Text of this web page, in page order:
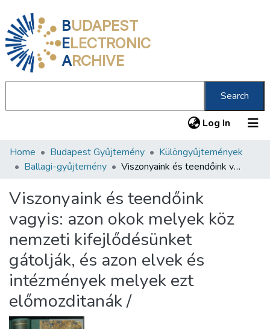
BUDAPEST
ELECTRONIC
ARCHIVE
Search
Log In (current)
Communities & Collections
Statistics
About us
Home Budapest Gyűjtemény
Különgyűjtemények
Ballagi-gyűjtemény
Viszonyaink és teendőink vagyis: azon okok melyek köz nemzeti kifejlődésünket gátolják, és azon elvek és intézmények melyek ezt előmozditanák /
Viszonyaink és teendőink
vagyis: azon okok melyek köz
nemzeti kifejlődésünket
gátolják, és azon elvek és
intézmények melyek ezt
előmozditanák /